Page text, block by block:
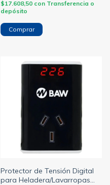
$17.608,50 con Transferencia o
depósito
Protector de Tensión Digital
para Heladera/Lavarropas